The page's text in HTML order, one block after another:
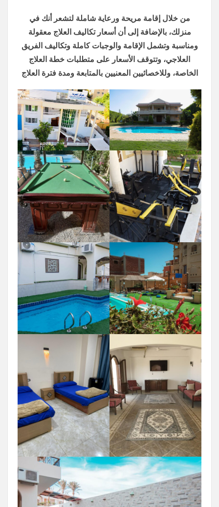
من خلال إقامة مريحة ورعاية شاملة لتشعر أنك في
منزلك، بالإضافة إلى أن أسعار تكاليف العلاج معقولة
ومناسبة وتشمل الإقامة والوجبات كاملة وتكاليف الفريق
العلاجي، وتتوقف الأسعار على متطلبات خطة العلاج
الخاصة، وللاخصائيين المعنيين بالمتابعة ومدة فترة العلاج